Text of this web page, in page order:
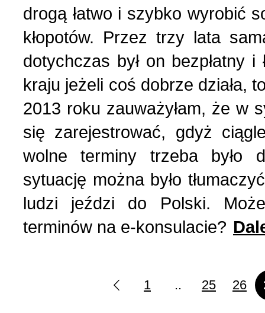
drogą łatwo i szybko wyrobić
kłopotów. Przez trzy lata
dotychczas był on bezpłatny
kraju jeżeli coś dobrze działa,
2013 roku zauważyłam, że w
się zarejestrować, gdyż
wolne terminy trzeba było
sytuację można było
ludzi jeździ do Polski.
terminów na e-konsulacie?
1 .. 25 26